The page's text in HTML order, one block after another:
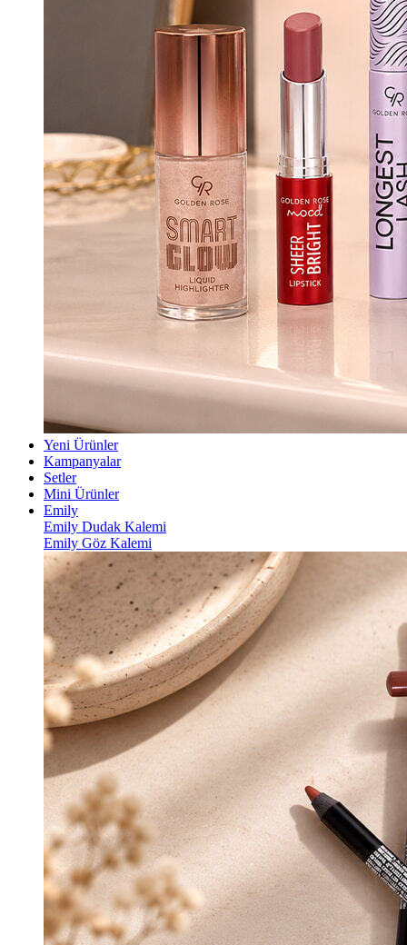
Yeni Ürünler
Kampanyalar
Setler
Mini Ürünler
Emily
Emily Dudak Kalemi
Emily Göz Kalemi